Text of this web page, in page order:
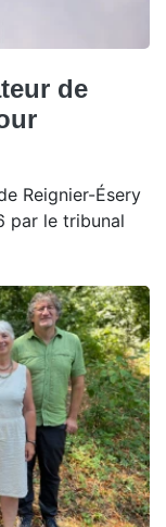
de
Reignier-Ésery
par le tribunal